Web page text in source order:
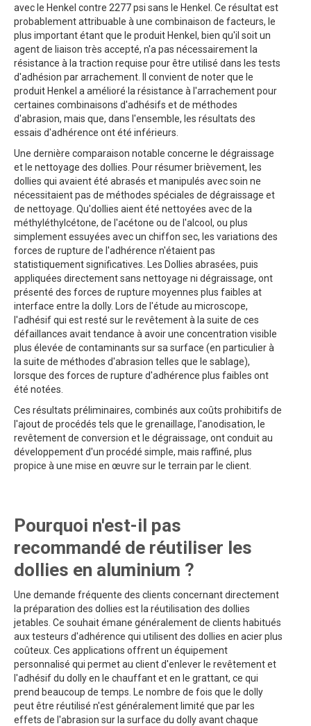
avec le Henkel contre 2277 psi sans le Henkel. Ce résultat est
probablement attribuable à une combinaison de facteurs, le
plus important étant que le produit Henkel, bien qu'il soit un
agent de liaison très accepté, n'a pas nécessairement la
résistance à la traction requise pour être utilisé dans les tests
d'adhésion par arrachement. Il convient de noter que le
produit Henkel a amélioré la résistance à l'arrachement pour
certaines combinaisons d'adhésifs et de méthodes
d'abrasion, mais que, dans l'ensemble, les résultats des
essais d'adhérence ont été inférieurs.
Une dernière comparaison notable concerne le dégraissage
et le nettoyage des dollies. Pour résumer brièvement, les
dollies qui avaient été abrasés et manipulés avec soin ne
nécessitaient pas de méthodes spéciales de dégraissage et
de nettoyage. Qu'dollies aient été nettoyées avec de la
méthyléthylcétone, de l'acétone ou de l'alcool, ou plus
simplement essuyées avec un chiffon sec, les variations des
forces de rupture de l'adhérence n'étaient pas
statistiquement significatives. Les Dollies abrasées, puis
appliquées directement sans nettoyage ni dégraissage, ont
présenté des forces de rupture moyennes plus faibles at
interface entre la dolly. Lors de l'étude au microscope,
l'adhésif qui est resté sur le revêtement à la suite de ces
défaillances avait tendance à avoir une concentration visible
plus élevée de contaminants sur sa surface (en particulier à
la suite de méthodes d'abrasion telles que le sablage),
lorsque des forces de rupture d'adhérence plus faibles ont
été notées.
Ces résultats préliminaires, combinés aux coûts prohibitifs de
l'ajout de procédés tels que le grenaillage, l'anodisation, le
revêtement de conversion et le dégraissage, ont conduit au
développement d'un procédé simple, mais raffiné, plus
propice à une mise en œuvre sur le terrain par le client.
Pourquoi n'est-il pas
recommandé de réutiliser les
dollies en aluminium ?
Une demande fréquente des clients concernant directement
la préparation des dollies est la réutilisation des dollies
jetables. Ce souhait émane généralement de clients habitués
aux testeurs d'adhérence qui utilisent des dollies en acier plus
coûteux. Ces applications offrent un équipement
personnalisé qui permet au client d'enlever le revêtement et
l'adhésif du dolly en le chauffant et en le grattant, ce qui
prend beaucoup de temps. Le nombre de fois que le dolly
peut être réutilisé n'est généralement limité que par les
effets de l'abrasion sur la surface du dolly avant chaque